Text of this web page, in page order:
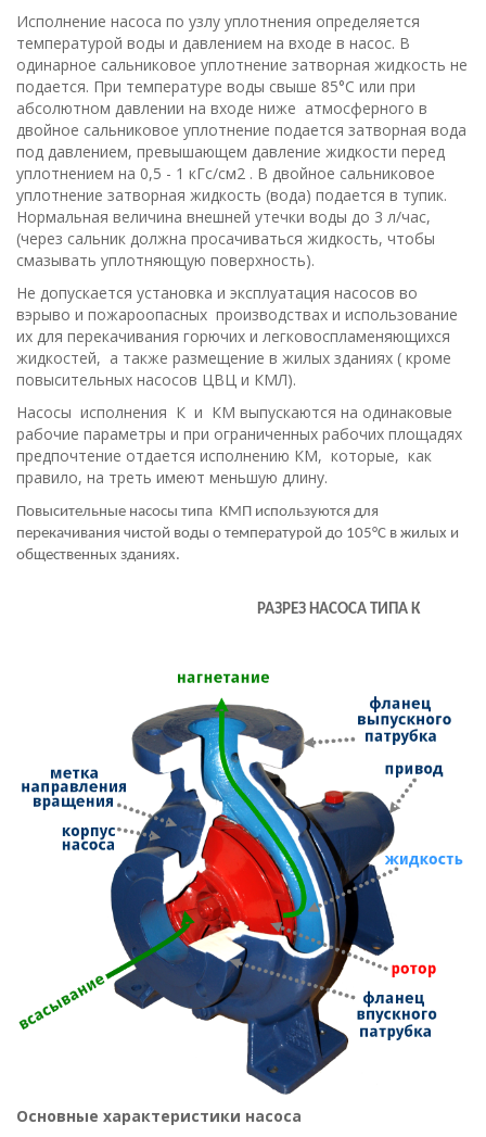
Исполнение насоса по узлу уплотнения определяется
температурой воды и давлением на входе в насос. В
одинарное сальниковое уплотнение затворная жидкость не
подается. При температуре воды свыше 85°С или при
абсолютном давлении на входе ниже атмосферного в
двойное сальниковое уплотнение подается затворная вода
под давлением, превышающем давление жидкости перед
уплотнением на 0,5 - 1 кГс/см2 . В двойное сальниковое
уплотнение затворная жидкость (вода) подается в тупик.
Нормальная величина внешней утечки воды до 3 л/час,
(через сальник должна просачиваться жидкость, чтобы
смазывать уплотняющую поверхность).
Не допускается установка и эксплуатация насосов во
вэрыво и пожароопасных производствах и использование
их для перекачивания горючих и легковоспламеняющихся
жидкостей, а также размещение в жилых зданиях ( кроме
повысительных насосов ЦВЦ и КМЛ).
Насосы исполнения К и КM выпускаются на одинаковые
рабочие параметры и при ограниченных рабочих площадях
предпочтение отдается исполнению КМ, которые, как
правило, на треть имеют меньшую длину.
Повысительные насосы типа КМП используются для
перекачивания чистой воды о температурой до 105°С в жилых и
общественных зданиях.
РАЗРЕЗ НАСОСА ТИПА К
Основные характеристики насоса